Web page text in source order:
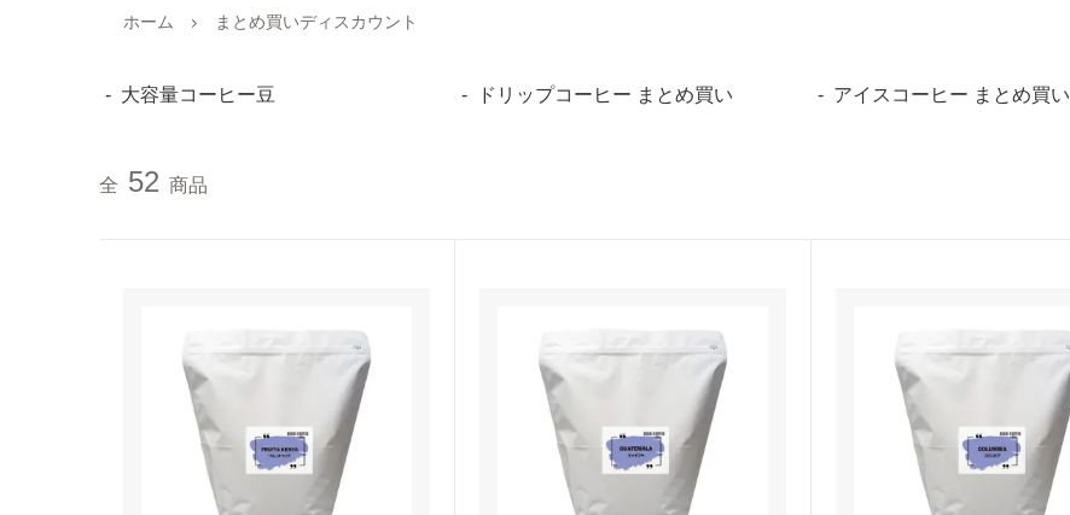
オーガニックコーヒー
ェインレス）
デカフェ（カフェインレス）
商品
送料無料（コーヒー） スイーツとコーヒーギフト
ホーム まとめ買いディスカウント
大容量コーヒー豆 ドリップコーヒー まとめ買い アイスコーヒー まとめ買い
全 52 商品